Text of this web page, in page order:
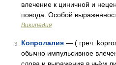
влечение к циничной и
повода. Особой
Википедия
3 Копролалия — ( греч.
обычно импульсивное